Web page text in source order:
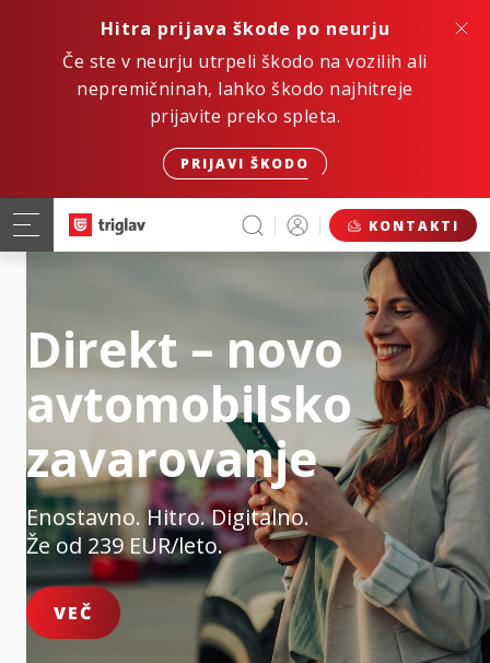
Hitra prijava škode po neurju
Če ste v neurju utrpeli škodo na vozilih ali
nepremičninah, lahko škodo najhitreje
prijavite preko spleta.
PRIJAVI ŠKODO
KONTAKTI
Direkt – novo
avtomobilsko
zavarovanje
Enostavno. Hitro. Digitalno.
Že od 239 EUR/leto.
VEČ